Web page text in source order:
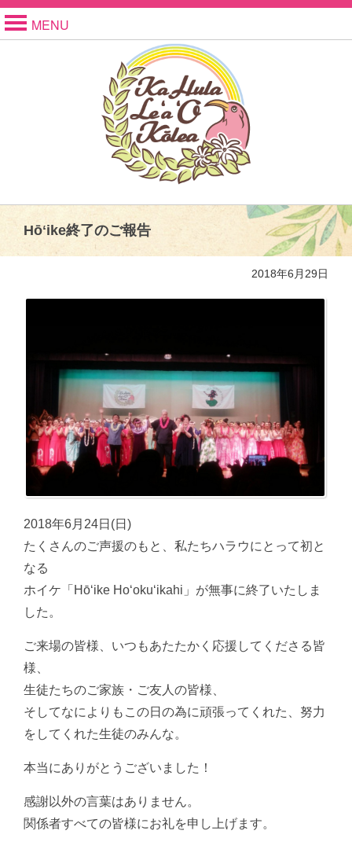
MENU
Hōʻike終了のご報告
2018年6月29日
2018年6月24日(日)
たくさんのご声援のもと、私たちハラウにとって初と
なる
ホイケ「Hōʻike Hoʻokuʻikahi」が無事に終了いたしま
した。
ご来場の皆様、いつもあたたかく応援してくださる皆
様、
生徒たちのご家族・ご友人の皆様、
そしてなによりもこの日の為に頑張ってくれた、努力
をしてくれた生徒のみんな。
本当にありがとうございました！
感謝以外の言葉はありません。
関係者すべての皆様にお礼を申し上げます。